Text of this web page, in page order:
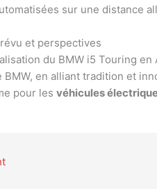
sur une distance
et perspectives
du BMW i5 Touring
BMW, en alliant tradition et
pour les véhicules